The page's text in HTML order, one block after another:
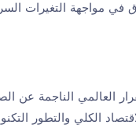
في مواجهة التغيرات
العالمي الناجمة عن
الكلي والتطور